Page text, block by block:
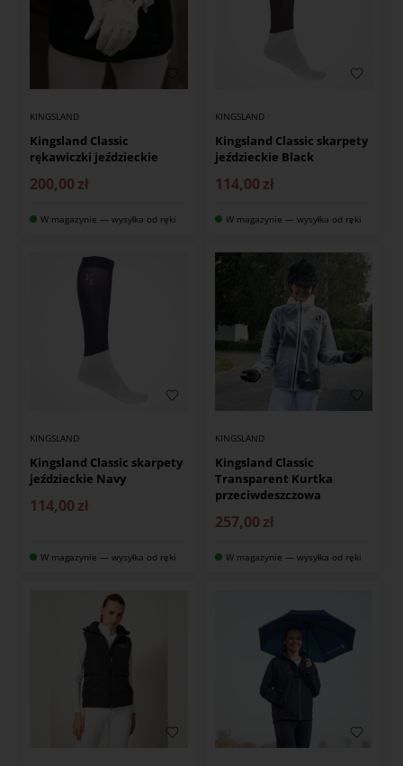
KINGSLAND
Kingsland Classic
rękawiczki jeździeckie
200,00 zł
W magazynie — wysyłka od ręki
KINGSLAND
Kingsland Classic skarpety
jeździeckie Black
114,00 zł
W magazynie — wysyłka od ręki
KINGSLAND
Kingsland Classic skarpety
jeździeckie Navy
114,00 zł
W magazynie — wysyłka od ręki
KINGSLAND
Kingsland Classic
Transparent Kurtka
przeciwdeszczowa
257,00 zł
W magazynie — wysyłka od ręki